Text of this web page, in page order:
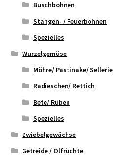
Buschbohnen
Stangen- / Feuerbohnen
Spezielles
Wurzelgemüse
Möhre/ Pastinake/ Sellerie
Radieschen/ Rettich
Bete/ Rüben
Spezielles
Zwiebelgewächse
Getreide / Ölfrüchte